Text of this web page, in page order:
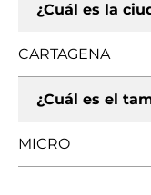
¿Cuál es la
CARTAGENA
¿Cuál es el
MICRO